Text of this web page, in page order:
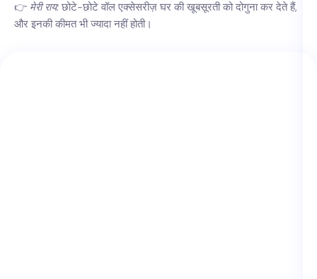
👉 मेरी राय: छोटे-छोटे वॉल एक्सेसरीज़ घर की खूबसूरती को दोगुना कर देते हैं,
और इनकी कीमत भी ज्यादा नहीं होती।